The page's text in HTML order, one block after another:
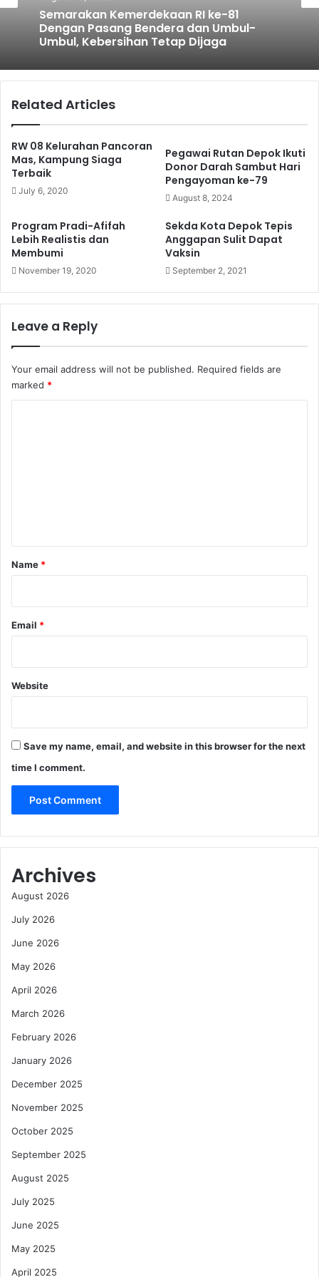
Semarakan Kemerdekaan RI ke-81
Dengan Pasang Bendera dan Umbul-
Umbul, Kebersihan Tetap Dijaga
Related Articles
RW 08 Kelurahan Pancoran
Mas, Kampung Siaga
Terbaik
July 6, 2020
Pegawai Rutan Depok Ikuti
Donor Darah Sambut Hari
Pengayoman ke-79
August 8, 2024
Program Pradi-Afifah
Lebih Realistis dan
Membumi
November 19, 2020
Sekda Kota Depok Tepis
Anggapan Sulit Dapat
Vaksin
September 2, 2021
Leave a Reply
Your email address will not be published. Required fields are
marked *
*
Name *
Email *
Website
Save my name, email, and website in this browser for the next
time I comment.
Archives
August 2026
July 2026
June 2026
May 2026
April 2026
March 2026
February 2026
January 2026
December 2025
November 2025
October 2025
September 2025
August 2025
July 2025
June 2025
May 2025
April 2025